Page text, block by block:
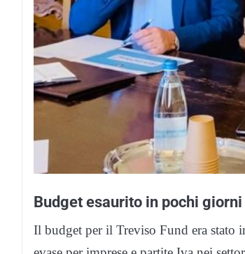
Budget esaurito in pochi giorni
Il budget per il Treviso Fund era stato